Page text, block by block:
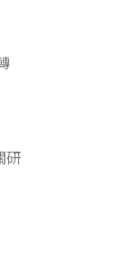
研